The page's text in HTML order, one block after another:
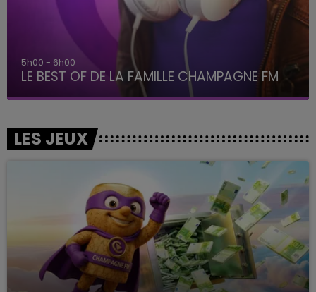
5h00 - 6h00
LE BEST OF DE LA FAMILLE CHAMPAGNE FM
LES JEUX